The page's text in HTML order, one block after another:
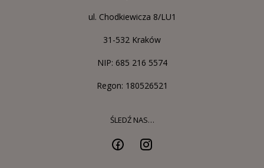
ul. Chodkiewicza 8/LU1
31-532 Kraków
NIP: 685 216 5574
Regon: 180526521
ŚLEDŹ NAS…